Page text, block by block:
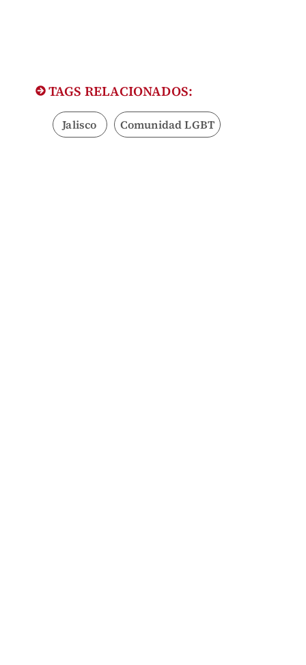
TAGS RELACIONADOS:
Jalisco Comunidad LGBT